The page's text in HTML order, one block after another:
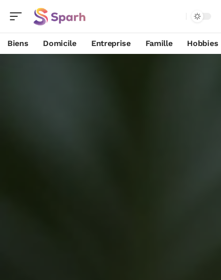
Biens Domicile Entreprise Famille Hobbies